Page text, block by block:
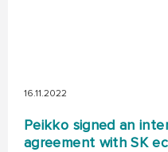
16.11.2022
Peikko signed an
agreement with SK